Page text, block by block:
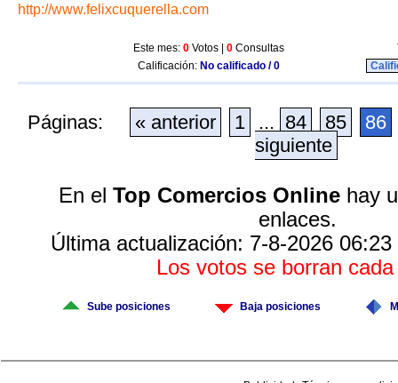
http://www.felixcuquerella.com
Este mes: 0 Votos | 0 Consultas
Calificación: No calificado / 0
Páginas: « anterior 1 ... 84 85
86
siguiente
En el Top Comercios Onlinehay
enlaces.
Última actualización: 7-8-2026
Los votos se borran
Sube posiciones Baja posiciones